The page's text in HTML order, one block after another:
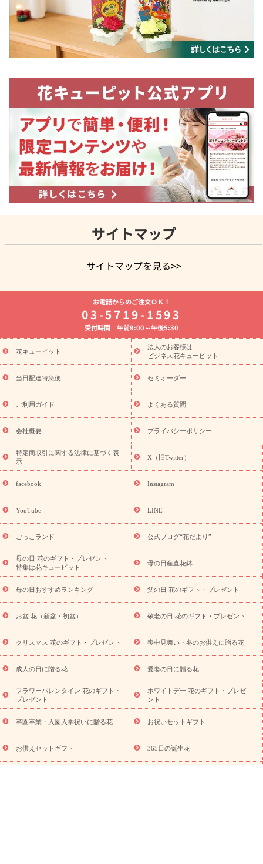
サイトマップ
サイトマップを見る>>
よく贈られる花
お祝いの花特集
誕生日フラワーギフト特集
8月の誕生花(トルコキキョウ)
開店・開業祝い
お供え・お悔やみ お供え・お悔やみの花
通夜・葬儀に贈る花 胡蝶蘭・花鉢
ーブドフラワー
季節のイベント
ひまわり ギフト・プレゼント
特集
お盆 花（新盆・初盆） 季節のイベント
お盆 花（新
盆・初盆）
お盆 花（新盆・初盆）
お盆・お供え 花とセットギ
フト
お盆・お供え プリザーブドフラワー
ひまわり ギフト・プ
レゼント特集
夏の花贈り・お中元・暑中見舞い 花のギフト特集
敬老の日におくる花ギフト・プレゼント特集
花ギフト・プレゼント特集
敬老の日 花のおすすめランキング
敬
老の日 花鉢植えのギフト・プレゼント特集
敬老の日 花とセットギ
フト・プレゼント特集
敬老の日の花 全てのギフト一覧
キャン
ペーン
映画『ウォーターガーディアンズ』コラボキャンペーン
「きょう誕生日なんです」キャンペーン
誕生日の花を探す
誕生日フラワーギフト 誕生日フラワーギフト特集
(トルコキキョウ)
9月の誕生花(リンドウ)
ら探す
お祝いの花特集 当日配達特急便 お祝い商品一覧
念日
結婚祝い 出産祝い 退院祝い・快気祝い
寿祝い
プチギフト ペットのお祝いフラワー
供え・お悔やみ商品一覧
お供え・お悔やみの花
四十九日法要以
お供え プリザーブドフラワー
ペットのお供えフラワー
お盆（新
盆・初盆）
その他 お祝い返し お見舞い
お取り寄せギフト
ビジネス用
ご自宅用 観葉植物 ミディ胡蝶蘭
プリザーブ
ドフラワー
スタイルから探す アレンジメント 花束
スタ
ンド花
お祝い お供え・お悔やみ 胡蝶蘭 胡蝶蘭・花鉢
ディ胡蝶蘭・お祝い
ミディ胡蝶蘭・お供え
世界初の青色胡蝶蘭
観葉植物
観葉植物 産直多肉植物
プリザーブドフラワー
お祝い
お供え・お悔やみ 花とセットギフト
セミオーダー
プチギフト（hanamore -ハナモア-）
花とみどりのeギフト
キューピットのeGfit
カラー ピンク イエローオレンジ
レッ
ド
お花の種類 トルコキキョウ
お祝い お祝い・3000円～ お祝い・4000円～
お祝い・
お電話からのご注文ＯＫ！
03-5719-1593
受付時間 午前9:00～午後5:30
花キューピット
法人のお客様は
ビジネス花キューピット
当日配達特急便 セミオーダー
ご利用ガイド よくある質問
会社概要 プライバシーポリシー
特定商取引に関する法律に基づく表
示
X（旧Twitter）
facebook Instagram
YouTube LINE
ごっこランド 公式ブログ“花だより”
母の日 花のギフト・プレゼント
特集は花キューピット
母の日産直花鉢
母の日おすすめランキング 父の日 花のギフト・プレゼント
お盆 花（新盆・初盆） 敬老の日 花のギフト・プレゼント
クリスマス 花のギフト・プレゼント 喪中見舞い・冬のお供えに贈る花
成人の日に贈る花 愛妻の日に贈る花
フラワーバレンタイン 花のギフト・
プレゼント
ホワイトデー 花のギフト・プレゼ
ント
卒園卒業・入園入学祝いに贈る花 お祝いセットギフト
お供えセットギフト 365日の誕生花